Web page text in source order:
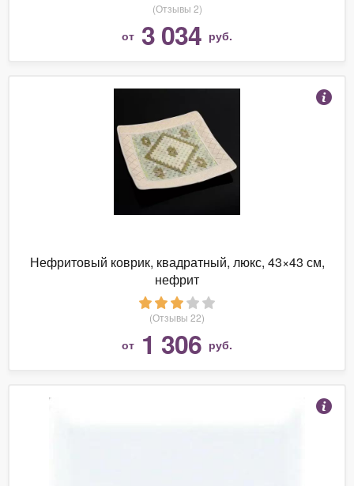
(Отзывы 2)
от 3 034 руб.
Нефритовый коврик, квадратный, люкс, 43×43 см,
нефрит
(Отзывы 22)
от 1 306 руб.